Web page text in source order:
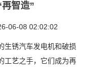
智造”
06-08 02:02:02
锈汽车发电机和破损
工艺之手，它们成为再